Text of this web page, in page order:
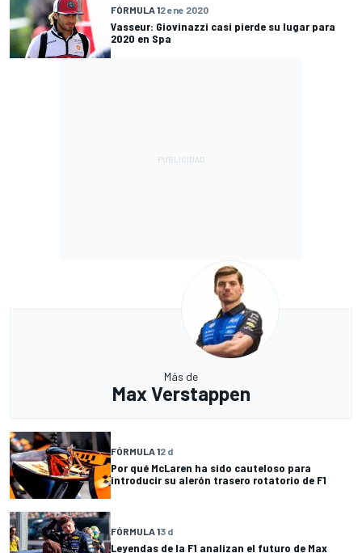
FÓRMULA 12 ene 2020
Vasseur: Giovinazzi casi pierde su lugar para
2020 en Spa
Más de
Max Verstappen
FÓRMULA 12 d
Por qué McLaren ha sido cauteloso para
introducir su alerón trasero rotatorio de F1
FÓRMULA 13 d
Leyendas de la F1 analizan el futuro de Max